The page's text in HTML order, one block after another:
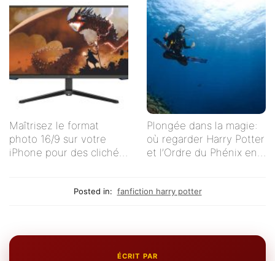
Maîtrisez le format
photo 16/9 sur votre
iPhone pour des clichés
Plongée dans la magie:
où regarder Harry Potter
et l’Ordre du Phénix en
Posted in: fanfiction harry potter
ÉCRIT PAR